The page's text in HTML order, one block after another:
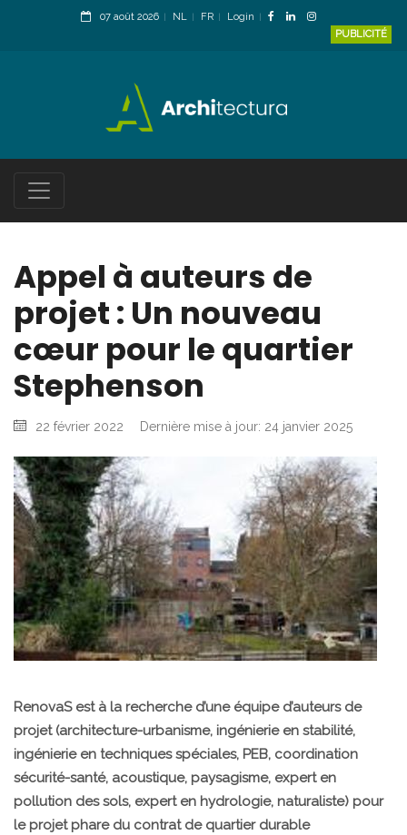
07 août 2026 NL FR
Login
PUBLICITÉ
Appel à auteurs de
projet : Un nouveau
cœur pour le quartier
Stephenson
22 février 2022 Dernière mise à jour: 24 janvier 2025
RenovaS est à la recherche d’une équipe d’auteurs de
projet (architecture-urbanisme, ingénierie en stabilité,
ingénierie en techniques spéciales, PEB, coordination
sécurité-santé, acoustique, paysagisme, expert en
pollution des sols, expert en hydrologie, naturaliste) pour
le projet phare du contrat de quartier durable